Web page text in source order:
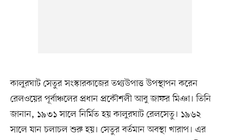
কালুরঘাট সেতুর সংস্কারকাজের তথ্যউপাত্ত উপস্থাপন করেন
রেলওয়ের পূর্বাঞ্চলের প্রধান প্রকৌশলী আবু জাফর মিঞা। তিনি
জানান, ১৯৩১ সালে নির্মিত হয় কালুরঘাট রেলসেতু। ১৯৬২
সালে যান চলাচল শুরু হয়। সেতুর বর্তমান অবস্থা খারাপ। এর